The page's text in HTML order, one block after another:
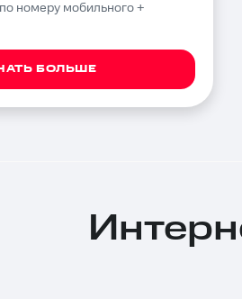
номеру мобильного +
БОЛЬШЕ